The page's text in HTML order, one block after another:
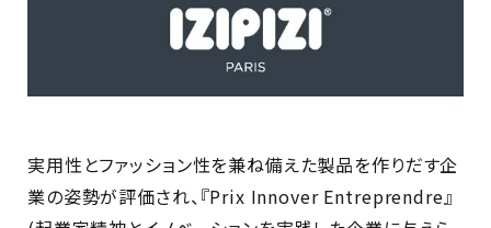
実用性とファッション性を兼ね備えた製品を作りだす企
業の姿勢が評価され、『Prix Innover Entreprendre』